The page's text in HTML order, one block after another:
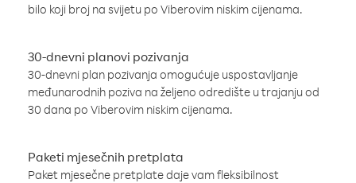
bilo koji broj na svijetu po Viberovim niskim cijenama.
30-dnevni planovi pozivanja
30-dnevni plan pozivanja omogućuje uspostavljanje
međunarodnih poziva na željeno odredište u trajanju od
30 dana po Viberovim niskim cijenama.
Paketi mjesečnih pretplata
Paket mjesečne pretplate daje vam fleksibilnost